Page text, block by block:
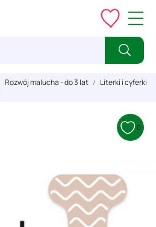
Rozwój malucha - do 3 lat
Literki i cyferki
0